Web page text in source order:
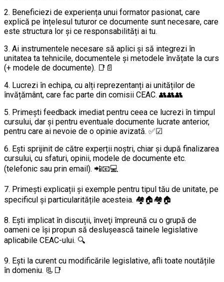
2. Beneficiezi de experiența unui formator pasionat, care
explică pe înțelesul tuturor ce documente sunt necesare, care
este structura lor şi ce responsabilități ai tu.
3. Ai instrumentele necesare să aplici şi să integrezi în
unitatea ta tehnicile, documentele şi metodele învățate la curs
(+ modele de documente). 📑📄
4. Lucrezi în echipa, cu alți reprezentanți ai unităților de
învățământ, care fac parte din comisii CEAC. 👥👥👥
5. Primeşti feedback imediat pentru ceea ce lucrezi în timpul
cursului, dar şi pentru eventuale documente lucrate anterior,
pentru care ai nevoie de o opinie avizată. ✅☑
6. Eşti sprijinit de către experții noştri, chiar şi după finalizarea
cursului, cu sfaturi, opinii, modele de documente etc.
(telefonic sau prin email). 📲📧💻
7. Primeşti explicații şi exemple pentru tipul tău de unitate, pe
specificul şi particularitățile acesteia. 🏘🏠🏘🏠
8. Eşti implicat în discuții, înveţi împreună cu o grupă de
oameni ce îşi propun să desluşească tainele legislative
aplicabile CEAC-ului. 🔍
9. Eşti la curent cu modificările legislative, afli toate noutățile
în domeniu. 📃📑